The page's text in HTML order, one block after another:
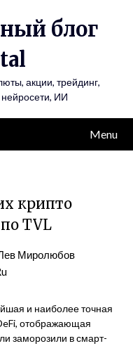
блог
акции, трейдинг,
ИИ
Menu
крипто
TVL
Миролюбов
и наиболее точная
отображающая
заморозили в смарт-